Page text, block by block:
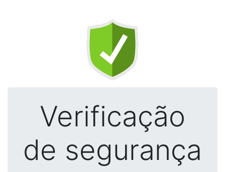
Verificação
de segurança